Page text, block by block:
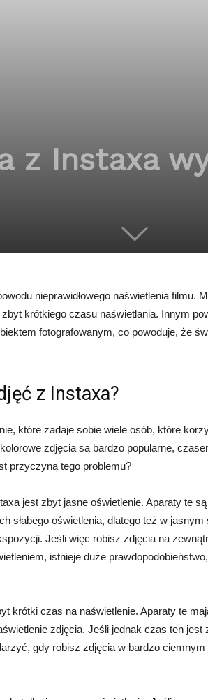
z Instaxa
nieprawidłowego naświetlenia filmu.
krótkiego czasu naświetlania. Innym
fotografowanym, co powoduje, że
z Instaxa?
które zadaje sobie wiele osób, które
zdjęcia są bardzo popularne,
przyczyną tego problemu?
jest zbyt jasne oświetlenie. Aparaty te są
słabego oświetlenia, dlatego też w jasnym
Jeśli więc robisz zdjęcia na
istnieje duże
krótki czas na naświetlenie. Aparaty te
zdjęcia. Jeśli jednak czas ten jest
gdy robisz zdjęcia w bardzo ciemnym